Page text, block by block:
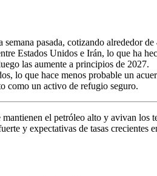
pasada, cotizando alrededor
Estados Unidos e Irán, lo que ha
las aumente a principios de 2027.
lo que hace menos probable un
como un activo de refugio seguro.
el petróleo alto y avivan
y expectativas de tasas crecientes